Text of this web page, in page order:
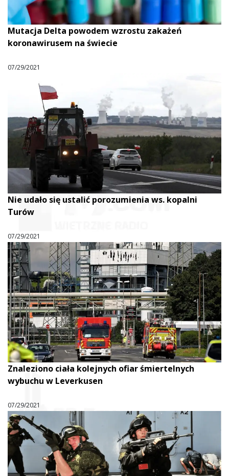
Mutacja Delta powodem wzrostu zakażeń
koronawirusem na świecie
07/29/2021
Nie udało się ustalić porozumienia ws. kopalni
Turów
07/29/2021
Znaleziono ciała kolejnych ofiar śmiertelnych
wybuchu w Leverkusen
07/29/2021